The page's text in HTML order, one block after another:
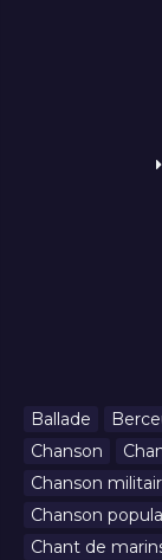
Ballade
Chanson
Chanson
Chanson
Chant de